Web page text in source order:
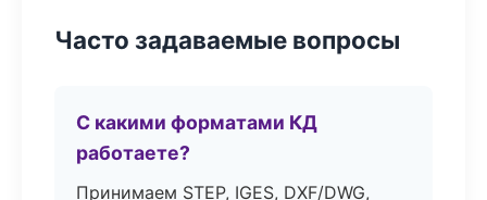
Часто задаваемые вопросы
С какими форматами КД
работаете?
Принимаем STEP, IGES, DXF/DWG,